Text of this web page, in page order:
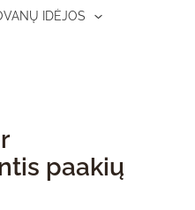
IDĖJOS
paakių